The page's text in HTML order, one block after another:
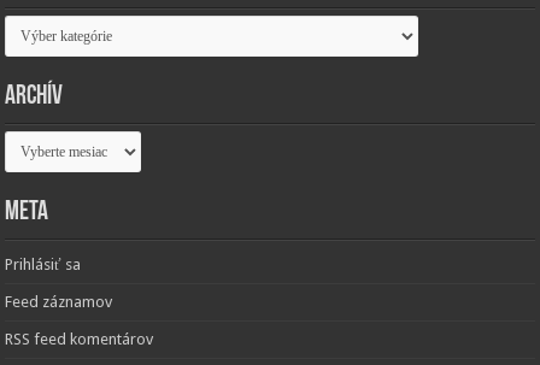
Kategórie
Archív
Archív
Meta
Prihlásiť sa
Feed záznamov
RSS feed komentárov